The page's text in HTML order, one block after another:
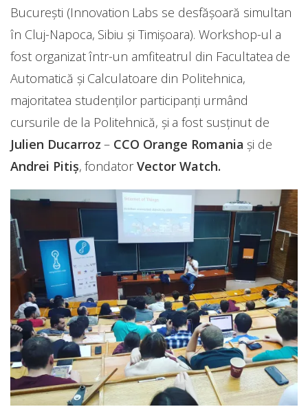
București (Innovation Labs se desfășoară simultan
în Cluj-Napoca, Sibiu și Timișoara). Workshop-ul a
fost organizat într-un amfiteatrul din Facultatea de
Automatică și Calculatoare din Politehnica,
majoritatea studenților participanți urmând
cursurile de la Politehnică, și a fost susținut de
Julien Ducarroz – CCO Orange Romania și de
Andrei Pitiș, fondatorVector Watch.